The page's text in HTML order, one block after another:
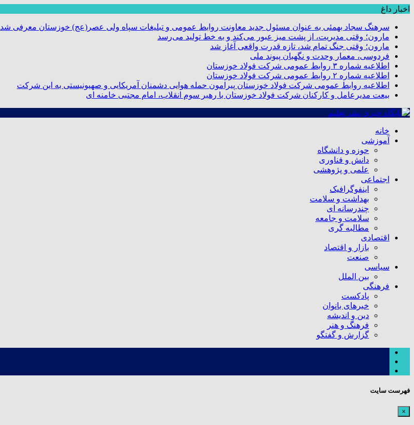
اخبار داغ
سرهنگ سجاد بهمئی به عنوان مسئول جدید معاونت روابط عمومی و تبلیغات سپاه ولی عصر(عج) خوزستان معرفی شد
مارون؛ وقتی مدیریت، از پشت میز عبور می‌کند و به خط تولید می‌رسد
مارون؛ وقتی جنگ تمام شد، تازه قدرت واقعی آغاز شد
فردوسی، معمار وحدت و نگهبان پیوند ملی
اطلاعیه شماره ۳ روابط عمومی شرکت فولاد خوزستان
اطلاعیه شماره ۲ روابط عمومی شرکت فولاد خوزستان
اطلاعیه روابط عمومی شرکت فولاد خوزستان پیرامون حمله هوایی دشمنان آمریکایی و صهیونیستی به این شرکت
بیعت مدیرعامل و کارکنان شرکت فولاد خوزستان با رهبر سوم انقلاب، امام مجتبی خامنه ای
خانه
آموزشی
حوزه و دانشگاه
دانش و فناوری
علمی و پژوهشی
اجتماعی
اینفوگرافیک
بهداشت و سلامت
چندرسانه ای
سلامت و جامعه
مطالبه گری
اقتصادی
بازار و اقتصاد
صنعت
سیاسی
بین الملل
فرهنگی
پادکست
خبرهای بانوان
دین و اندیشه
فرهنگ و هنر
گزارش و گفتگو
فهرست سایت
×